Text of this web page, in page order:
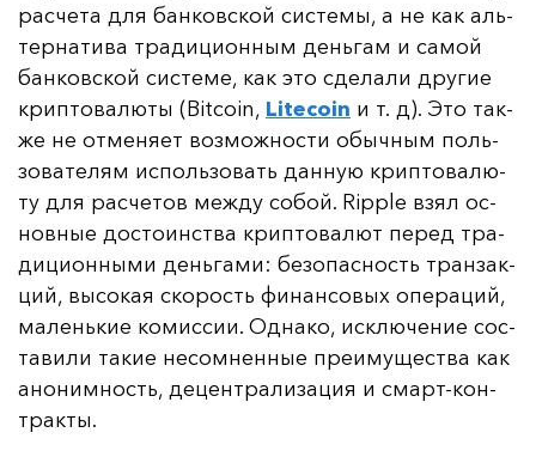
рас­че­та для бан­ков­ской сис­те­мы, а не как аль­
тер­на­ти­ва тра­ди­ци­он­ным день­гам и са­мой
бан­ков­ской сис­те­ме, как это сде­ла­ли дру­гие
крип­то­ва­лю­ты (Bitcoin, Litecoin и т. д). Это так­
же не от­ме­ня­ет воз­мож­нос­ти обыч­ным поль­
зо­ва­те­лям ис­поль­зо­вать дан­ную крип­то­ва­лю­
ту для рас­че­тов меж­ду со­бой. Ripple взял ос­
нов­ные дос­то­инс­тва крип­то­ва­лют пе­ред тра­
ди­ци­он­ны­ми день­га­ми: бе­зо­пас­ность тран­зак­
ций, вы­со­кая ско­рость фи­нан­со­вых опе­ра­ций,
ма­лень­кие ко­мис­сии. Од­на­ко, ис­клю­че­ние сос­
та­ви­ли та­кие не­сом­нен­ные пре­иму­щес­тва как
ано­ним­ность, де­цен­тра­ли­за­ция и смарт-кон­
трак­ты.